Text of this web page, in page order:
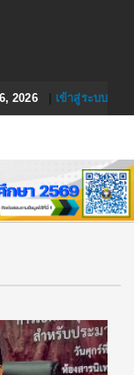
2026| เข้าสู่ระบบ